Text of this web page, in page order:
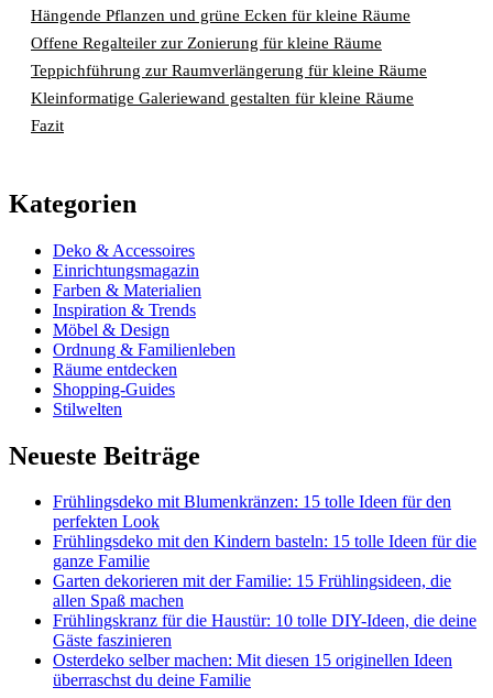
Hängende Pflanzen und grüne Ecken für kleine Räume
Offene Regalteiler zur Zonierung für kleine Räume
Teppichführung zur Raumverlängerung für kleine Räume
Kleinformatige Galeriewand gestalten für kleine Räume
Fazit
Kategorien
Deko & Accessoires
Einrichtungsmagazin
Farben & Materialien
Inspiration & Trends
Möbel & Design
Ordnung & Familienleben
Räume entdecken
Shopping-Guides
Stilwelten
Neueste Beiträge
Frühlingsdeko mit Blumenkränzen: 15 tolle Ideen für den
perfekten Look
Frühlingsdeko mit den Kindern basteln: 15 tolle Ideen für die
ganze Familie
Garten dekorieren mit der Familie: 15 Frühlingsideen, die
allen Spaß machen
Frühlingskranz für die Haustür: 10 tolle DIY-Ideen, die deine
Gäste faszinieren
Osterdeko selber machen: Mit diesen 15 originellen Ideen
überraschst du deine Familie